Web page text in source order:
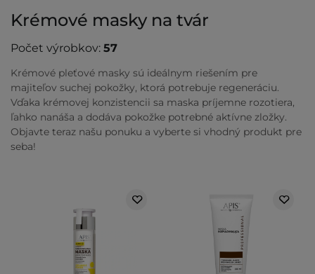
Krémové masky na tvár
Počet výrobkov: 57
Krémové pleťové masky sú ideálnym riešením pre
majiteľov suchej pokožky, ktorá potrebuje regeneráciu.
Vďaka krémovej konzistencii sa maska príjemne rozotiera,
ľahko nanáša a dodáva pokožke potrebné aktívne zložky.
Objavte teraz našu ponuku a vyberte si vhodný produkt pre
seba!